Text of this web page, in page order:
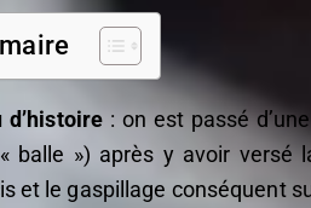
d’histoire : on est passé
balle ») après y avoir versé
et le gaspillage conséquent